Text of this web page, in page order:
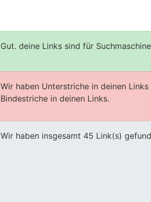
Gut. deine Links sind für
Wir haben Unterstriche in deinen
Bindestriche in deinen Links.
Wir haben insgesamt 45 Link(s)